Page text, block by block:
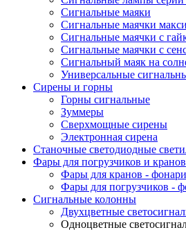
Сигнальные маяки
Сигнальные маячки
Сигнальные маячки с
Сигнальные маячки с
Сигнальный маяк на
Универсальные
Сирены и горны
Горны сигнальные
Зуммеры
Сверхмощные сирены
Электронная сирена
Станочные светодиодные
Фары для погрузчиков и кранов
Фары для кранов - фонари
Фары для погрузчиков -
Сигнальные колонны
Двухцветные
Одноцветные